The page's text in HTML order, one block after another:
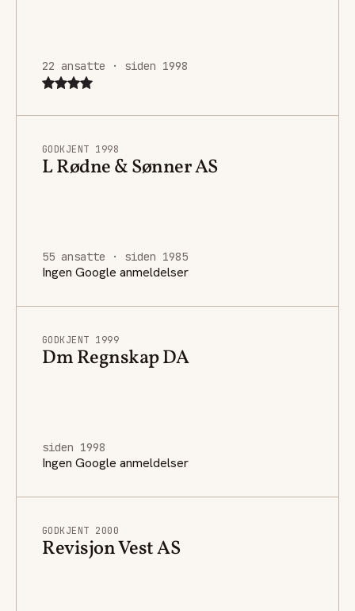
22 ansatte · siden 1998
GODKJENT 1998
L Rødne & Sønner AS
55 ansatte · siden 1985
Ingen Google anmeldelser
GODKJENT 1999
Dm Regnskap DA
siden 1998
Ingen Google anmeldelser
GODKJENT 2000
Revisjon Vest AS